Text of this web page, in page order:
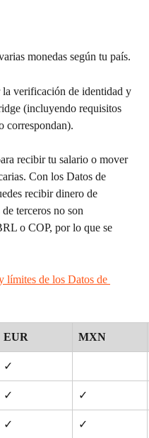
monedas según tu país.
la verificación de identidad y
(incluyendo requisitos
correspondan).
recibir tu salario o mover
Con los Datos de
recibir dinero de
terceros no son
o COP, por lo que se
límites de los Datos de
EUR MXN
✓
✓ ✓
✓ ✓